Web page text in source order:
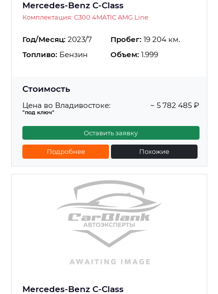
Mercedes-Benz C-Class
Комплектация: C300 4MATIC AMG Line
Год/Месяц: 2023/7 Пробег: 19 204 км.
Топливо: Бензин Объем: 1.999
Стоимость
Цена во Владивостоке:
"под ключ"
~ 5 782 485 ₽
Оставить заявку
Подробнее Похожие
Mercedes-Benz C-Class